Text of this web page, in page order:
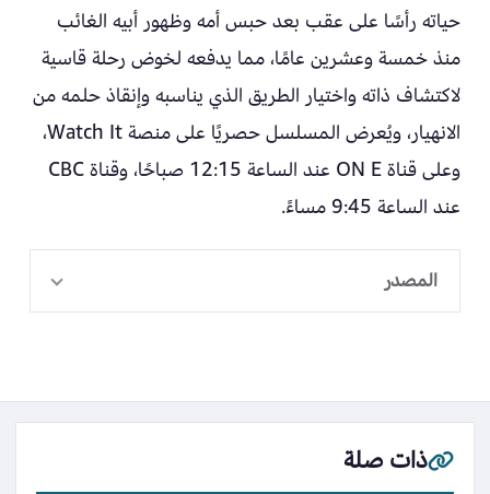
حياته رأسًا على عقب بعد حبس أمه وظهور أبيه الغائب
منذ خمسة وعشرين عامًا، مما يدفعه لخوض رحلة قاسية
لاكتشاف ذاته واختيار الطريق الذي يناسبه وإنقاذ حلمه من
الانهيار، ويُعرض المسلسل حصريًا على منصة Watch It،
وعلى قناة ON E عند الساعة 12:15 صباحًا، وقناة CBC
عند الساعة 9:45 مساءً.
المصدر
ذات صلة